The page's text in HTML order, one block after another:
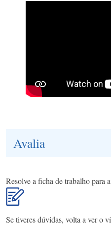
Avalia
Resolve a ficha de trabalho para
Se tiveres dúvidas, volta a ver o